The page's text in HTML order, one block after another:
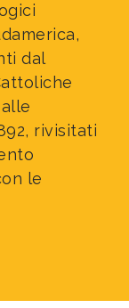
dal
rivisitati
le